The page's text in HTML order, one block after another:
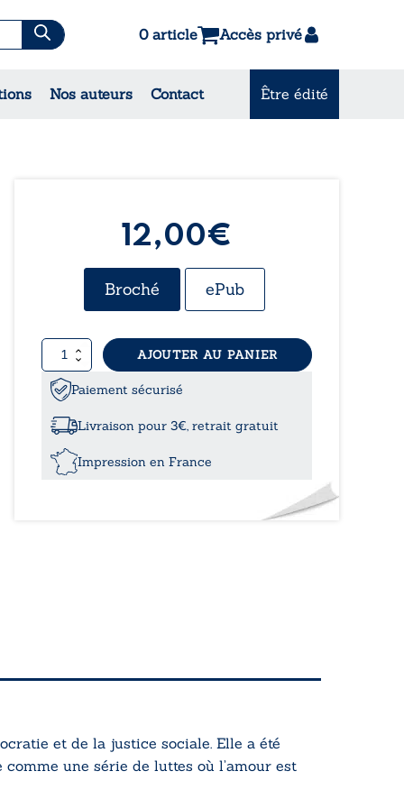
0 article Accès privé
Nos auteurs Contact Être édité
12,00€
Broché ePub
quantité
de
recherche
bonheur
AJOUTER AU PANIER
Paiement sécurisé
Livraison pour 3€, retrait gratuit
Impression en France
et de la justice sociale. Elle a été
une série de luttes où l’amour est